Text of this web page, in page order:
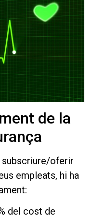
de la
subscriure/oferir
empleats, hi ha
del cost de